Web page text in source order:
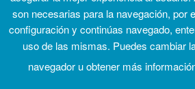
Condiciones
Política de
privacidad
Política de
son necesarias para la navegación, por
configuración y continúas navegado,
uso de las mismas. Puedes cambiar
navegador u obtener más